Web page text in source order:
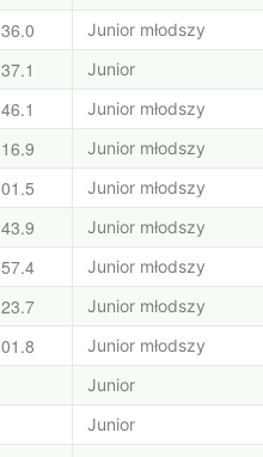
Junior młodszy
Junior
Junior młodszy
Junior młodszy
Junior młodszy
Junior młodszy
Junior młodszy
Junior młodszy
Junior młodszy
Junior
Junior